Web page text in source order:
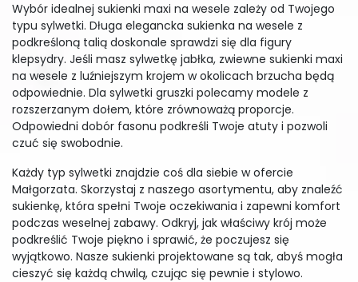
Wybór idealnej sukienki maxi na wesele zależy od Twojego
typu sylwetki. Długa elegancka sukienka na wesele z
podkreśloną talią doskonale sprawdzi się dla figury
klepsydry. Jeśli masz sylwetkę jabłka, zwiewne sukienki maxi
na wesele z luźniejszym krojem w okolicach brzucha będą
odpowiednie. Dla sylwetki gruszki polecamy modele z
rozszerzanym dołem, które zrównoważą proporcje.
Odpowiedni dobór fasonu podkreśli Twoje atuty i pozwoli
czuć się swobodnie.
Każdy typ sylwetki znajdzie coś dla siebie w ofercie
Małgorzata. Skorzystaj z naszego asortymentu, aby znaleźć
sukienkę, która spełni Twoje oczekiwania i zapewni komfort
podczas weselnej zabawy. Odkryj, jak właściwy krój może
podkreślić Twoje piękno i sprawić, że poczujesz się
wyjątkowo. Nasze sukienki projektowane są tak, abyś mogła
cieszyć się każdą chwilą, czując się pewnie i stylowo.